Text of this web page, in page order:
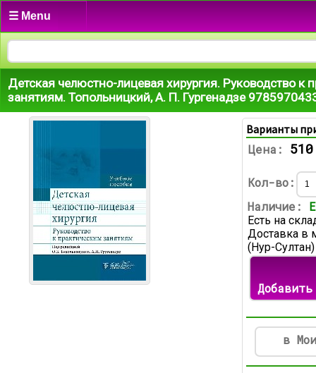
☰ Menu
Детская челюстно-лицевая хирургия. Руководство к
занятиям. Топольницкий, А. П. Гургенадзе
Варианты
Цена:
Кол-во:
Наличие:
Есть на
Доставка в
(Нур-
в